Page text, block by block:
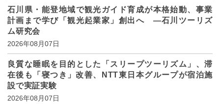
石川県・能登地域で観光ガイド育成が本格始動、事業
計画まで学び「観光起業家」創出へ ―石川ツーリズ
ム研究会
2026年08月07日
良質な睡眠を目的とした「スリープツーリズム」、滞
在後も「寝つき」改善、NTT東日本グループが宿泊施
設で実証実験
2026年08月07日